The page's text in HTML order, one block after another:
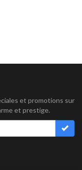
et promotions sur
et prestige.